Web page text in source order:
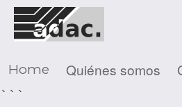
Home Quiénes somos
```